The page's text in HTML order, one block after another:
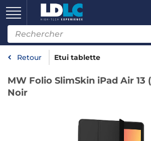
Retour Etui tablette
MW Folio SlimSkin iPad Air 13
Noir